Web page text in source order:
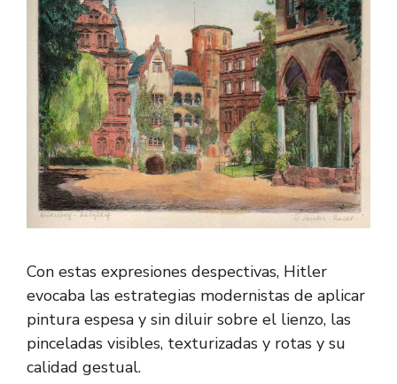
Con estas expresiones despectivas, Hitler
evocaba las estrategias modernistas de aplicar
pintura espesa y sin diluir sobre el lienzo, las
pinceladas visibles, texturizadas y rotas y su
calidad gestual.